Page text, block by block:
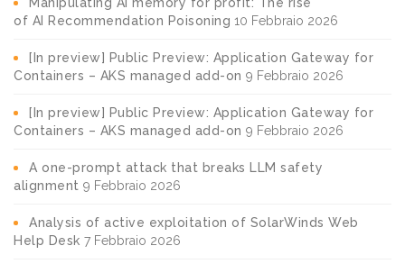
of AI Recommendation Poisoning 10 Febbraio 2026
[In preview] Public Preview: Application Gateway for
Containers – AKS managed add-on 9 Febbraio 2026
[In preview] Public Preview: Application Gateway for
Containers – AKS managed add-on 9 Febbraio 2026
A one-prompt attack that breaks LLM safety
alignment 9 Febbraio 2026
Analysis of active exploitation of SolarWinds Web
Help Desk 7 Febbraio 2026